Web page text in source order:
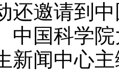
邀请到中
中国科学
新闻中心